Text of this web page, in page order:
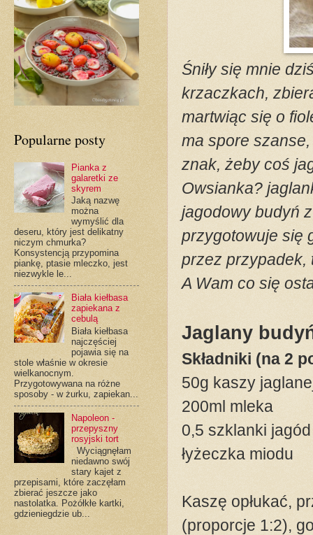
Śniły się mnie
krzaczkach,
martwiąc się o
ma spore
znak, żeby coś
Owsianka?
jagodowy budyń
przygotowuje się
przez
A Wam co się
Jaglany
Składniki (na 2
50g kaszy
200ml mleka
0,5 szklanki
łyżeczka miodu
Kaszę opłukać,
(proporcje 1:2),
Popularne posty
Pianka z
galaretki ze
skyrem
Jaką nazwę
można
wymyślić dla
deseru, który jest delikatny
niczym chmurka?
Konsystencją przypomina
piankę, ptasie mleczko, jest
niezwykle le...
Biała kiełbasa
zapiekana z
cebulą
Biała kiełbasa
najczęściej
pojawia się na
stole właśnie w okresie
wielkanocnym.
Przygotowywana na różne
sposoby - w żurku, zapiekan...
Napoleon -
przepyszny
rosyjski tort
Wyciągnęłam
niedawno swój
stary kajet z
przepisami, które zaczęłam
zbierać jeszcze jako
nastolatka. Pożółkłe kartki,
gdzieniegdzie ub...